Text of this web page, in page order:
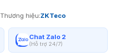
Thương hiệu:ZKTeco
Chat Zalo 2
(Hỗ trợ 24/7)